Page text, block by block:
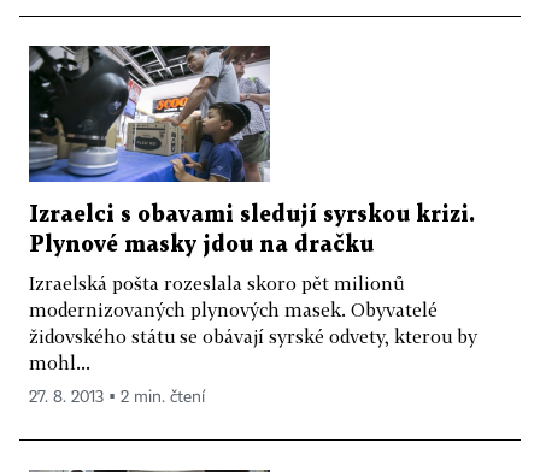
Izraelci s obavami sledují syrskou krizi.
Plynové masky jdou na dračku
Izraelská pošta rozeslala skoro pět milionů
modernizovaných plynových masek. Obyvatelé
židovského státu se obávají syrské odvety, kterou by
mohl...
27. 8. 2013 ▪ 2 min. čtení